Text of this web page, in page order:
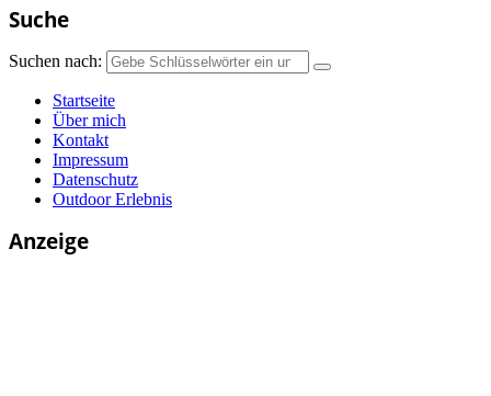
Suche
Suchen nach:
Startseite
Über mich
Kontakt
Impressum
Datenschutz
Outdoor Erlebnis
Anzeige